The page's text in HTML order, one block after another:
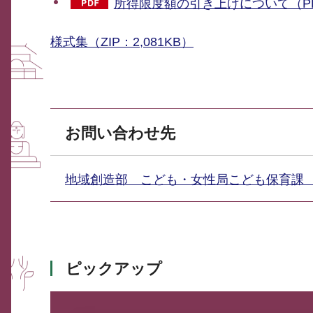
所得限度額の引き上げについて（
様式集（ZIP：2,081KB）
お問い合わせ先
地域創造部 こども・女性局こども保育課
ピックアップ